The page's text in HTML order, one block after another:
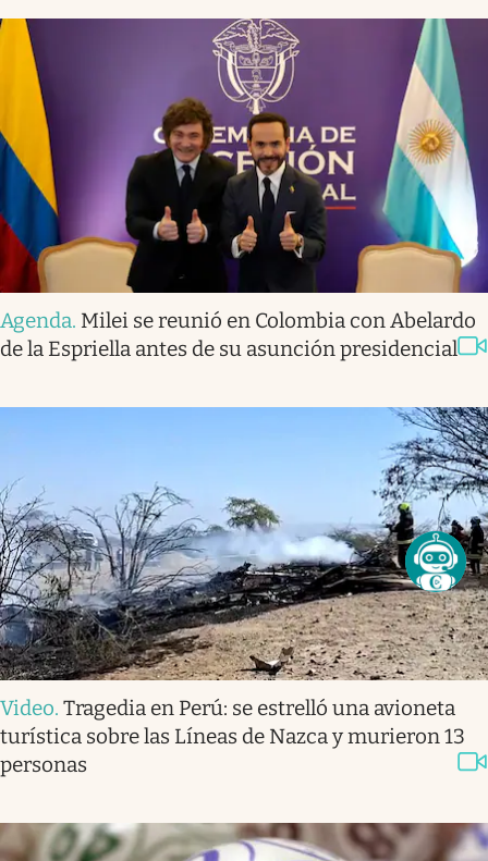
Agenda. Milei se reunió en Colombia con Abelardo
de la Espriella antes de su asunción presidencial
Video. Tragedia en Perú: se estrelló una avioneta
turística sobre las Líneas de Nazca y murieron 13
personas